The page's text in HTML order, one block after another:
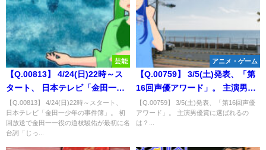
芸能
【Q.00813】 4/24(日)22時～ス
タート、 日本テレビ「金田一少
年の事件簿」。 初回放送で金田
一一役の道枝駿佑が最初に名台
詞「じっちゃんの名にかけて」
【Q.00813】 4/24(日)22時～スタート、
日本テレビ「金田一少年の事件簿」。 初
回放送で金田一一役の道枝駿佑が最初に名
台詞「じっ...
アニメ・ゲーム
【Q.00759】 3/5(土)発表、「第
16回声優アワード」。 主演男優
賞に選ばれるのは？
【Q.00759】 3/5(土)発表、「第16回声優
アワード」。 主演男優賞に選ばれるの
は？...